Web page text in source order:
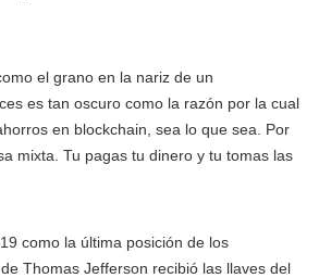
el grano en la nariz de un
es tan oscuro como la razón por la cual
en blockchain, sea lo que sea. Por
mixta. Tu pagas tu dinero y tu tomas las
como la última posición de los
Thomas Jefferson recibió las llaves del